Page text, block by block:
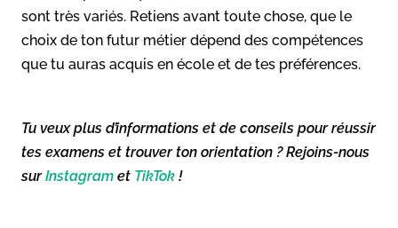
sont très variés. Retiens avant toute chose, que le
choix de ton futur métier dépend des compétences
que tu auras acquis en école et de tes préférences.
Tu veux plus d’informations et de conseils pour réussir
tes examens et trouver ton orientation ? Rejoins-nous
surInstagram et TikTok !